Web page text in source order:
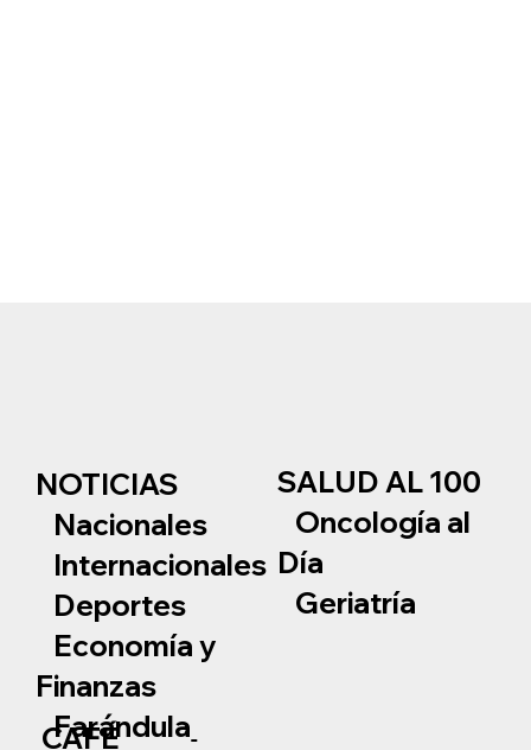
NOTICIAS
Nacionales
Internacionales
Deportes
Economía y
Finanzas
Farándula
SALUD AL 100
Oncología al
Día
Geriatría
CAFÉ